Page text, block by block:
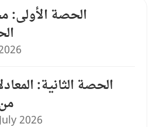
الحصة الأولى:
الحصة الثانية:
2026